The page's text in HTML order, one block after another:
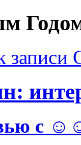
записи
с